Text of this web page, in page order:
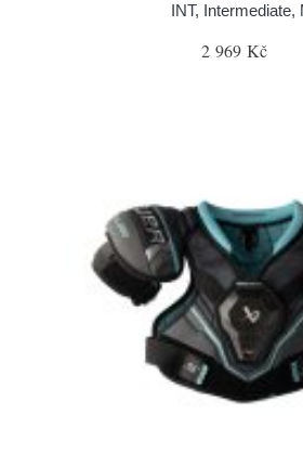
INT, Intermediate,
2 969 Kč